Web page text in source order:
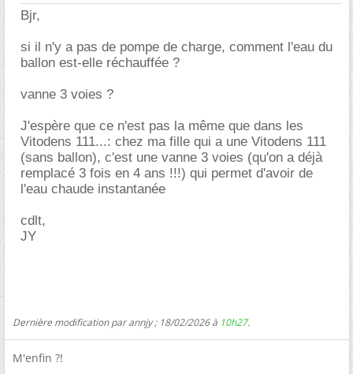
Bjr,
si il n'y a pas de pompe de charge, comment l'eau du
ballon est-elle réchauffée ?
vanne 3 voies ?
J'espère que ce n'est pas la même que dans les
Vitodens 111...: chez ma fille qui a une Vitodens 111
(sans ballon), c'est une vanne 3 voies (qu'on a déjà
remplacé 3 fois en 4 ans !!!) qui permet d'avoir de
l'eau chaude instantanée
cdlt,
JY
Dernière modification par annjy ; 18/02/2026 à 10h27.
M'enfin ?!